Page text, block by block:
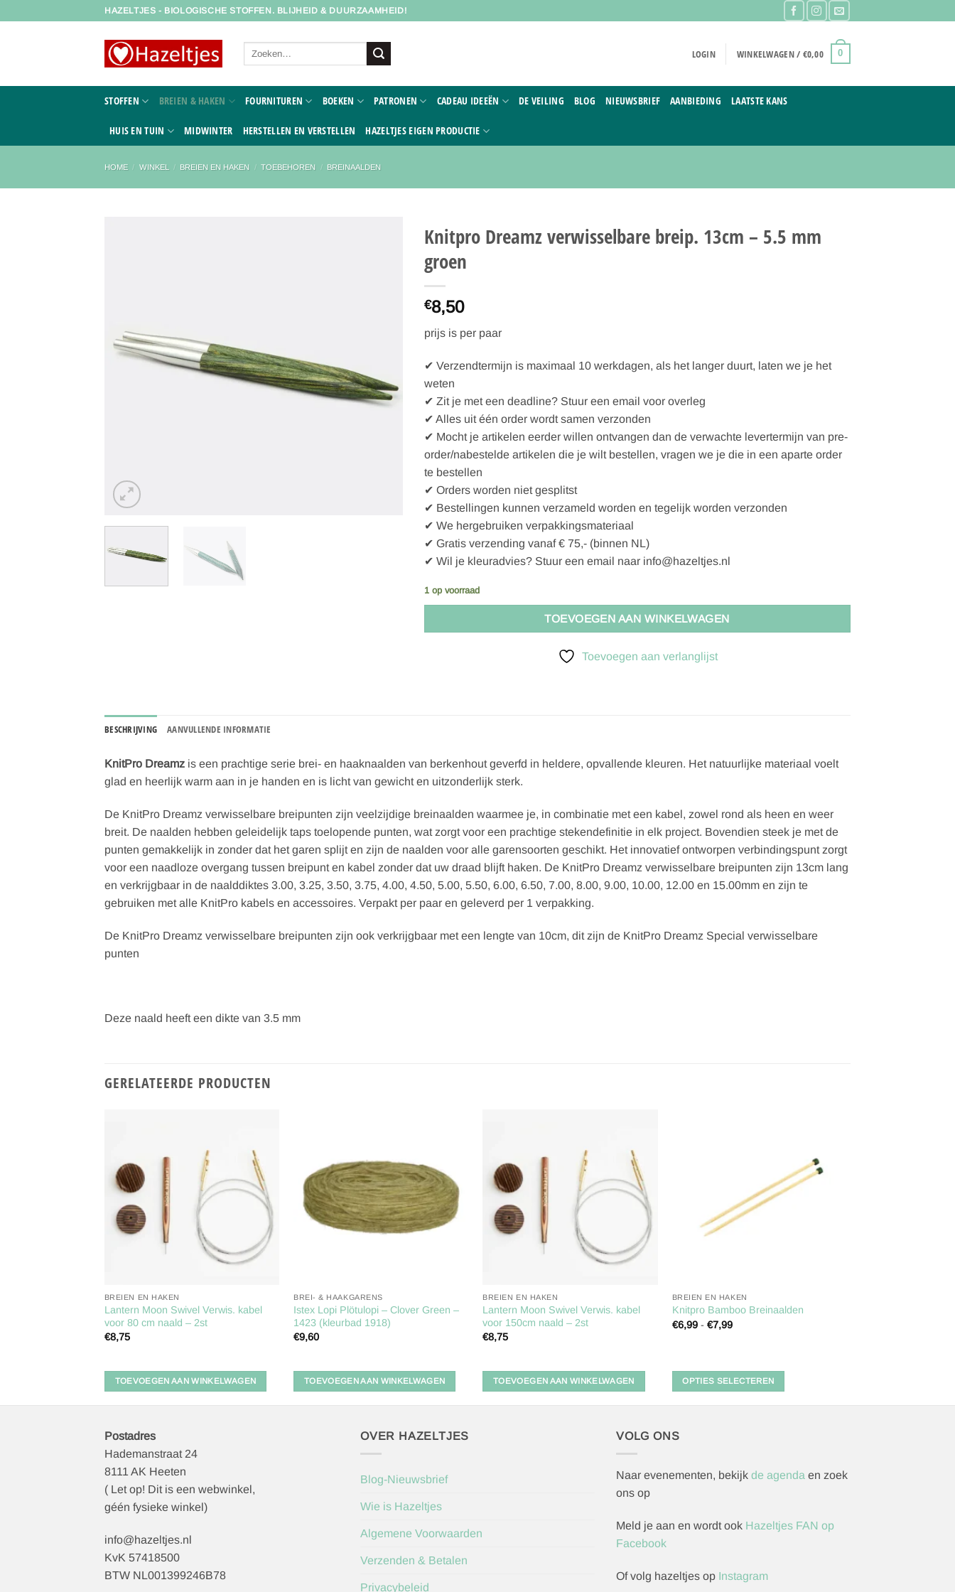
HAZELTJES - BIOLOGISCHE STOFFEN. BLIJHEID & DUURZAAMHEID!
Zoeken
LOGIN WINKELWAGEN / €0,00 0
STOFFEN BREIEN & HAKEN FOURNITUREN BOEKEN PATRONEN CADEAU IDEEËN DE VEILING BLOG NIEUWSBRIEF AANBIEDING LAATSTE KANS
HUIS EN TUIN MIDWINTER HERSTELLEN EN VERSTELLEN HAZELTJES EIGEN PRODUCTIE
HOME / WINKEL / BREIEN EN HAKEN / TOEBEHOREN / BREINAALDEN
Knitpro Dreamz verwisselbare breip. 13cm – 5.5 mm
groen
€8,50
prijs is per paar
✔ Verzendtermijn is maximaal 10 werkdagen, als het langer duurt, laten we je het
weten
✔ Zit je met een deadline? Stuur een email voor overleg
✔ Alles uit één order wordt samen verzonden
✔ Mocht je artikelen eerder willen ontvangen dan de verwachte levertermijn van pre-
order/nabestelde artikelen die je wilt bestellen, vragen we je die in een aparte order
te bestellen
✔ Orders worden niet gesplitst
✔ Bestellingen kunnen verzameld worden en tegelijk worden verzonden
✔ We hergebruiken verpakkingsmateriaal
✔ Gratis verzending vanaf € 75,- (binnen NL)
✔ Wil je kleuradvies? Stuur een email naar info@hazeltjes.nl
1 op voorraad
TOEVOEGEN AAN WINKELWAGEN
Toevoegen aan verlanglijst
BESCHRIJVING AANVULLENDE INFORMATIE
KnitPro Dreamz is een prachtige serie brei- en haaknaalden van berkenhout geverfd in heldere, opvallende kleuren. Het natuurlijke materiaal voelt
glad en heerlijk warm aan in je handen en is licht van gewicht en uitzonderlijk sterk.
De KnitPro Dreamz verwisselbare breipunten zijn veelzijdige breinaalden waarmee je, in combinatie met een kabel, zowel rond als heen en weer
breit. De naalden hebben geleidelijk taps toelopende punten, wat zorgt voor een prachtige stekendefinitie in elk project. Bovendien steek je met de
punten gemakkelijk in zonder dat het garen splijt en zijn de naalden voor alle garensoorten geschikt. Het innovatief ontworpen verbindingspunt zorgt
voor een naadloze overgang tussen breipunt en kabel zonder dat uw draad blijft haken. De KnitPro Dreamz verwisselbare breipunten zijn 13cm lang
en verkrijgbaar in de naalddiktes 3.00, 3.25, 3.50, 3.75, 4.00, 4.50, 5.00, 5.50, 6.00, 6.50, 7.00, 8.00, 9.00, 10.00, 12.00 en 15.00mm en zijn te
gebruiken met alle KnitPro kabels en accessoires. Verpakt per paar en geleverd per 1 verpakking.
De KnitPro Dreamz verwisselbare breipunten zijn ook verkrijgbaar met een lengte van 10cm, dit zijn de KnitPro Dreamz Special verwisselbare
punten
Deze naald heeft een dikte van 3.5 mm
GERELATEERDE PRODUCTEN
Toevoegen
aan
verlanglijst
BREIEN EN HAKEN
Lantern Moon Swivel Verwis. kabel
voor 80 cm naald – 2st
€8,75
TOEVOEGEN AAN WINKELWAGEN
verlanglijst
BREI- & HAAKGARENS
Istex Lopi Plötulopi – Clover Green –
1423 (kleurbad 1918)
€9,60
TOEVOEGEN AAN WINKELWAGEN
Toevoegen
aan
verlanglijst
BREIEN EN HAKEN
Lantern Moon Swivel Verwis. kabel
voor 150cm naald – 2st
€8,75
TOEVOEGEN AAN WINKELWAGEN
aan
verlanglijst
BREIEN EN HAKEN
Knitpro Bamboo Breinaalden
€6,99- €7,99
OPTIES SELECTEREN
heeft
meerdere
optie
productpagina
Postadres
Hademanstraat 24
8111 AK Heeten
( Let op! Dit is een webwinkel,
géén fysieke winkel)
info@hazeltjes.nl
KvK 57418500
BTW NL001399246B78
OVER HAZELTJES
Blog-Nieuwsbrief
Wie is Hazeltjes
Algemene Voorwaarden
Verzenden & Betalen
Privacybeleid
VOLG ONS
Naar evenementen, bekijk de agenda en zoek
ons op
Meld je aan en wordt ook Hazeltjes FAN op
Facebook
Of volg hazeltjes op Instagram